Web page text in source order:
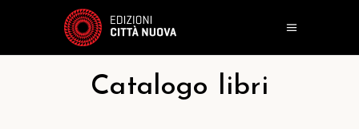
Catalogo libri